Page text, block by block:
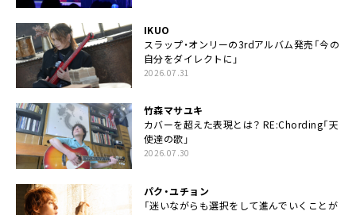
IKUO
スラップ・オンリーの3rdアルバム発売「今の
自分をダイレクトに」
2026.07.31
竹森マサユキ
カバーを超えた表現とは？ RE:Chording「天
使達の歌」
2026.07.30
パク・ユチョン
「迷いながらも選択をして進んでいくことが